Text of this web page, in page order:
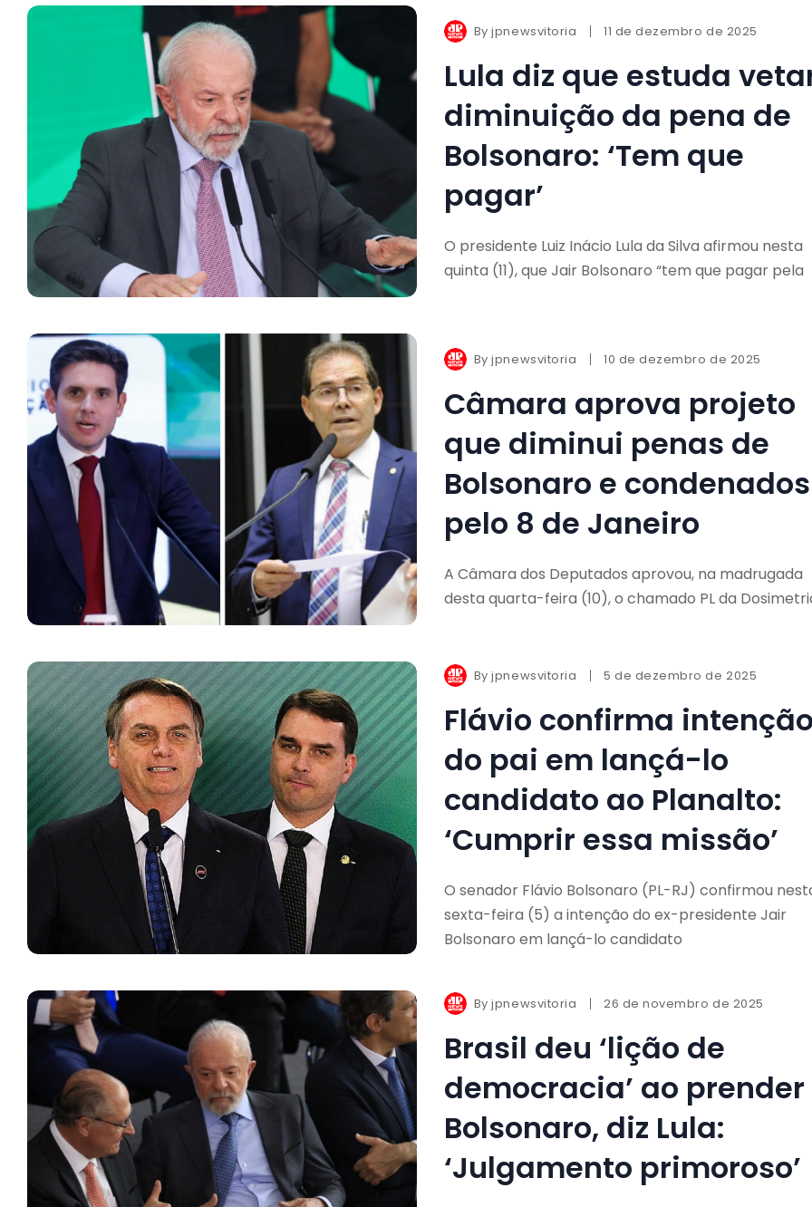
Byjpnewsvitoria 11 de dezembro de 2025
Lula diz que estuda
diminuição da pena de
Bolsonaro: ‘Tem que
pagar’
O presidente Luiz Inácio Lula da Silva afirmou nesta
quinta (11), que Jair Bolsonaro “tem que pagar pela
Byjpnewsvitoria 10 de dezembro de 2025
Câmara aprova projeto
que diminui penas de
Bolsonaro e condenados
pelo 8 de Janeiro
A Câmara dos Deputados aprovou, na madrugada
desta quarta-feira (10), o chamado PL da
Byjpnewsvitoria 5 de dezembro de 2025
Flávio confirma
do pai em lançá-lo
candidato ao Planalto:
‘Cumprir essa missão’
O senador Flávio Bolsonaro (PL-RJ) confirmou
sexta-feira (5) a intenção do ex-presidente Jair
Bolsonaro em lançá-lo candidato
Byjpnewsvitoria 26 de novembro de 2025
Brasil deu ‘lição de
democracia’ ao prender
Bolsonaro, diz Lula:
‘Julgamento primoroso’